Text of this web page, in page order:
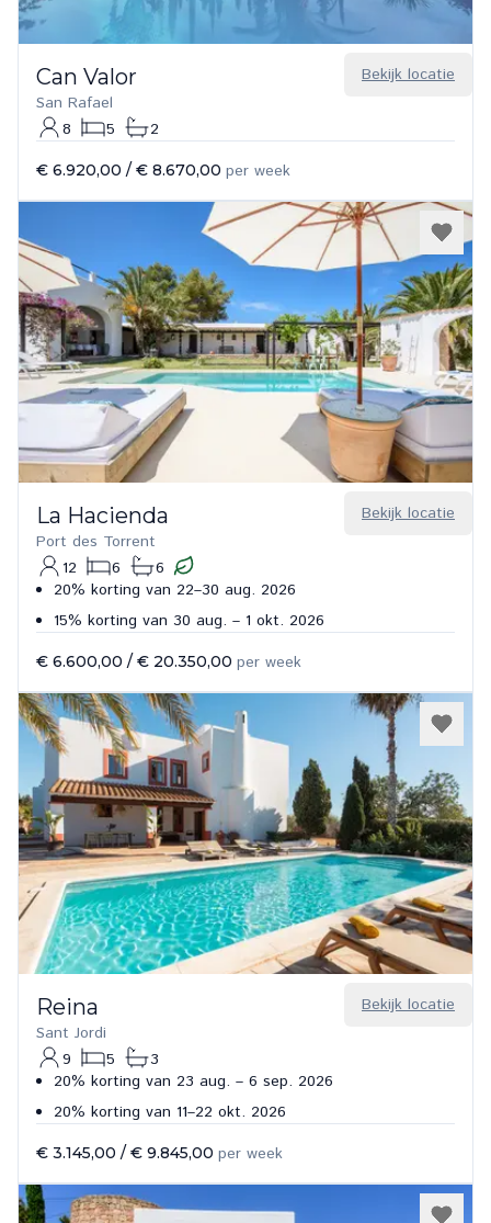
Bekijk locatie
Can Valor
San Rafael
8
5 2
€ 6.920,00 / € 8.670,00 per week
Bekijk locatie
La Hacienda
Port des Torrent
12
6
6
20% korting van 22–30 aug. 2026
15% korting van 30 aug. – 1 okt. 2026
€ 6.600,00 / € 20.350,00 per week
Bekijk locatie
Reina
Sant Jordi
9
5
3
20% korting van 23 aug. – 6 sep. 2026
20% korting van 11–22 okt. 2026
€ 3.145,00 / € 9.845,00 per week